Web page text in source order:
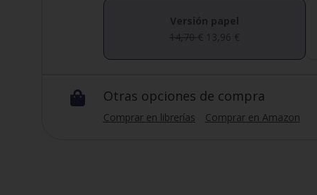
Versión papel
14,70€ 13,96 €
 Otras opciones de compra
Comprar en librerías Comprar en Amazon